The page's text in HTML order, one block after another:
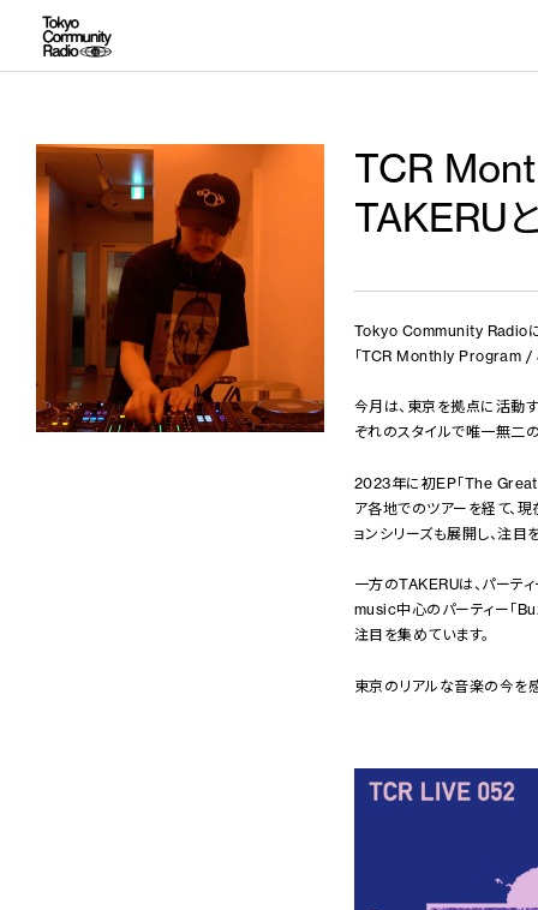
TCR
TAKERU
Tokyo Community Radioに
「TCR Monthly Program /
今月は、東京を拠点に活動
ぞれのスタイルで唯一無二
2023年に初EP「The Great
ア各地でのツアーを経て、
ョンシリーズも展開し、注目
一方のTAKERUは、パーテ
music中心のパーティー「
注目を集めています。
東京のリアルな音楽の今を